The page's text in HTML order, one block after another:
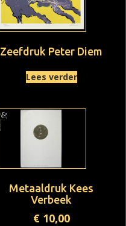
Zeefdruk Peter Diem
Lees verder
Metaaldruk Kees
Verbeek
€10,00